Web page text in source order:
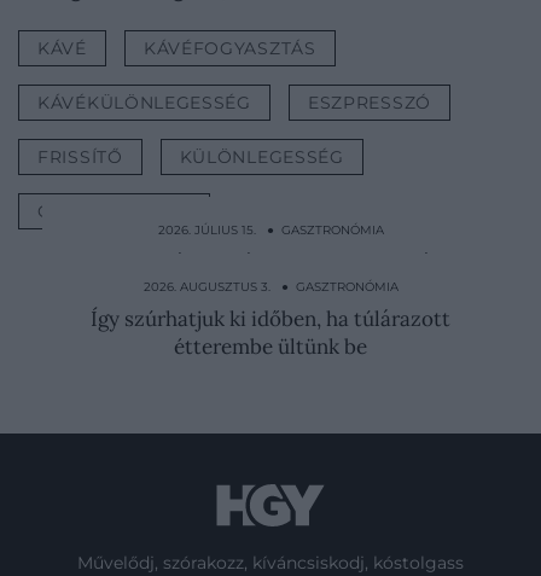
KÁVÉ KÁVÉFOGYASZTÁS
KÁVÉKÜLÖNLEGESSÉG ESZPRESSZÓ
FRISSÍTŐ KÜLÖNLEGESSÉG
GASZTRONÓMIA
2026. JÚLIUS 15. ● GASZTRONÓMIA
Apró pohár, brutális koffein: a vietnámi
feketekávé a világ…
2026. AUGUSZTUS 3. ● GASZTRONÓMIA
Így szúrhatjuk ki időben, ha túlárazott
étterembe ültünk be
Művelődj, szórakozz, kíváncsiskodj, kóstolgass